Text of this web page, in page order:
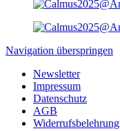
Navigation überspringen
Newsletter
Impressum
Datenschutz
AGB
Widerrufsbelehrung